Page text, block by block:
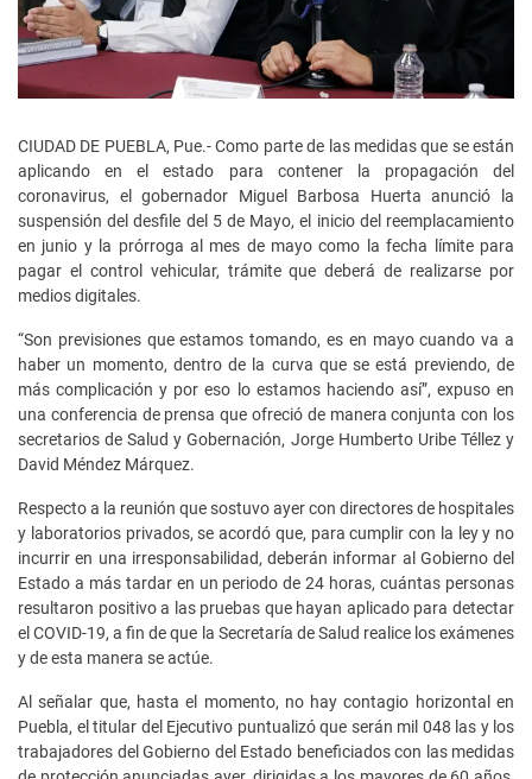
CIUDAD DE PUEBLA, Pue.- Como parte de las medidas que se están
aplicando en el estado para contener la propagación del
coronavirus, el gobernador Miguel Barbosa Huerta anunció la
suspensión del desfile del 5 de Mayo, el inicio del reemplacamiento
en junio y la prórroga al mes de mayo como la fecha límite para
pagar el control vehicular, trámite que deberá de realizarse por
medios digitales.
“Son previsiones que estamos tomando, es en mayo cuando va a
haber un momento, dentro de la curva que se está previendo, de
más complicación y por eso lo estamos haciendo así”, expuso en
una conferencia de prensa que ofreció de manera conjunta con los
secretarios de Salud y Gobernación, Jorge Humberto Uribe Téllez y
David Méndez Márquez.
Respecto a la reunión que sostuvo ayer con directores de hospitales
y laboratorios privados, se acordó que, para cumplir con la ley y no
incurrir en una irresponsabilidad, deberán informar al Gobierno del
Estado a más tardar en un periodo de 24 horas, cuántas personas
resultaron positivo a las pruebas que hayan aplicado para detectar
el COVID-19, a fin de que la Secretaría de Salud realice los exámenes
y de esta manera se actúe.
Al señalar que, hasta el momento, no hay contagio horizontal en
Puebla, el titular del Ejecutivo puntualizó que serán mil 048 las y los
trabajadores del Gobierno del Estado beneficiados con las medidas